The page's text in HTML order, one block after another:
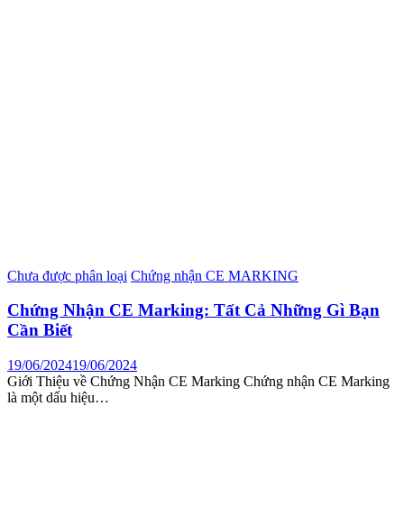
Chưa được phân loại Chứng nhận CE MARKING
Chứng Nhận CE Marking: Tất Cả Những Gì Bạn
Cần Biết
19/06/202419/06/2024
Giới Thiệu về Chứng Nhận CE Marking Chứng nhận CE Marking
là một dấu hiệu…